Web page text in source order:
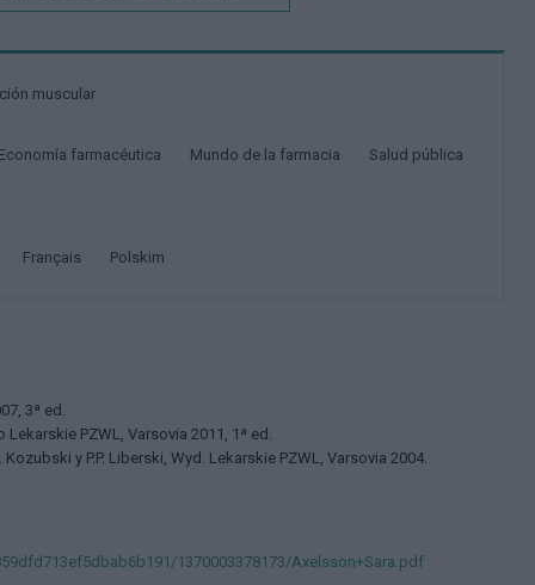
muscular
Economía farmacéutica Mundo de la farmacia Salud pública
français polskim
3ª ed.
PZWL, Varsovia 2011, 1ª ed.
y P.P. Liberski, Wyd. Lekarskie PZWL, Varsovia 2004.
1370003378173/Axelsson+Sara.pdf